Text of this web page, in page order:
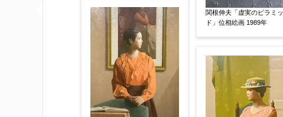
その他 【任意】
関根伸夫「虚実のピラミッ
ド」位相絵画 1989年